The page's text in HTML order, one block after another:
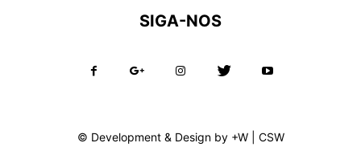
SIGA-NOS
© Development & Design by +W| CSW